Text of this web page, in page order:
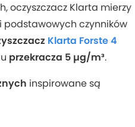
oczyszczacz Klarta mierzy
podstawowych czynników
Klarta Forste 4
przekracza 5 µg/m³.
inspirowane są